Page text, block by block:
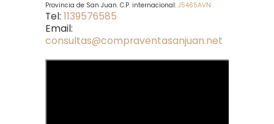
Provincia de San Juan. C.P. internacional: J5465AVN
Tel: 1139576585
Email:
consultas@compraventasanjuan.net